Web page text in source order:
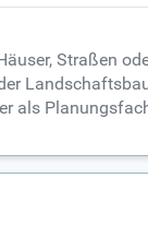
Straßen
als